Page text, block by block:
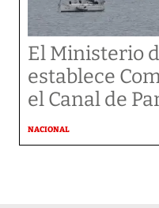
El Ministerio
establece
el Canal de
NACIONAL